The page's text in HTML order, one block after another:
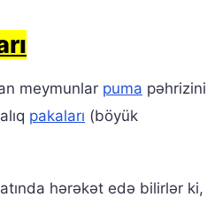
meymunlar puma
pakaları (böyük
hərəkət edə bilirlər ki,